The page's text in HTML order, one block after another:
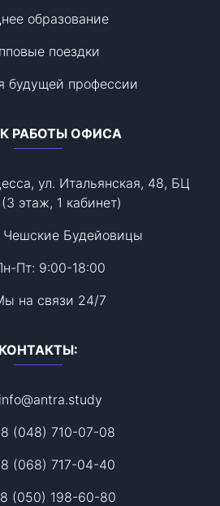
образование
поездки
будущей профессии
РАБОТЫ ОФИСА
ул. Итальянская, 48, БЦ
этаж, 1 кабинет)
Чешские Будейовицы
Пт: 9:00-18:00
на связи 24/7
КОНТАКТЫ:
info@antra.study
(048) 710-07-08
(068) 717-04-40
(050) 198-60-80